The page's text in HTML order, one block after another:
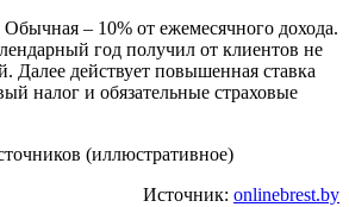
Обычная – 10% от ежемесячного дохода.
год получил от клиентов не
Далее действует повышенная ставка
налог и обязательные страховые
(иллюстративное)
Источник: onlinebrest.by